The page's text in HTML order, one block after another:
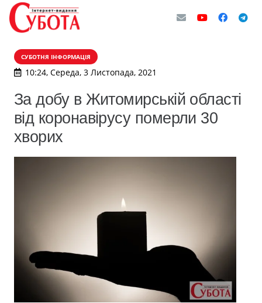
СУБОТНЯ ІНФОРМАЦІЯ
10:24, Середа, 3 Листопада, 2021
За добу в Житомирській області
від коронавірусу померли 30
хворих